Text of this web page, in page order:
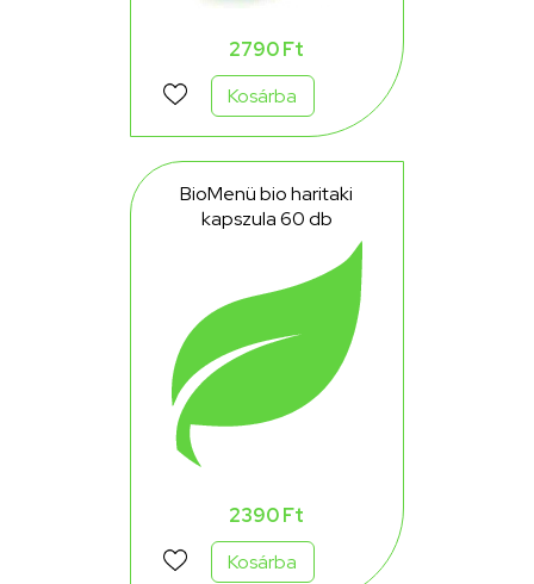
2790 Ft
Kosárba
BioMenü bio haritaki
kapszula 60 db
2390 Ft
Kosárba